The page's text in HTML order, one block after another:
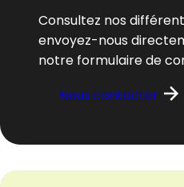
Consultez nos
envoyez-nous
notre formulaire de
Nous contacter